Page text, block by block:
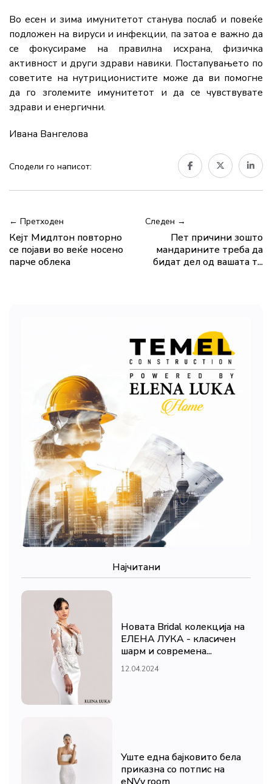
Во есен и зима имунитетот станува послаб и повеќе
подложен на вируси и инфекции, па затоа е важно да
се фокусираме на правилна исхрана, физичка
активност и други здрави навики. Постапувањето по
советите на нутриционистите може да ви помогне
да го зголемите имунитетот и да се чувствувате
здрави и енергични.
Ивана Вангелова
Сподели го написот:
← Претходен
Кејт Мидлтон повторно
се појави во веќе носено
парче облека
Следен →
Пет причини зошто
мандарините треба да
бидат дел од вашата т...
Најчитани
Новата Bridal колекција на
ЕЛЕНА ЛУКА - класичен
шарм и современа...
12.04.2024
Уште една бајковито бела
приказна со потпис на